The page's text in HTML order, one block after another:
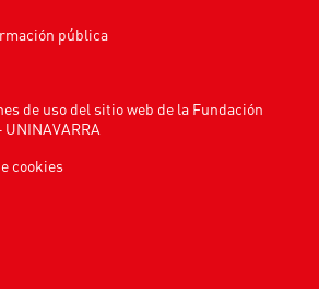
pública
de uso del sitio web de la Fundación
cookies